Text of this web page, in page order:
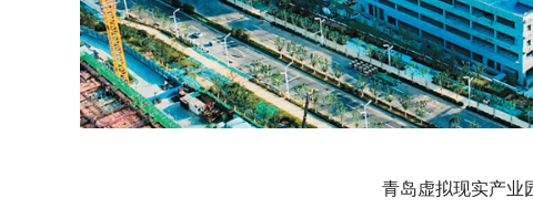
青岛虚拟现实产业